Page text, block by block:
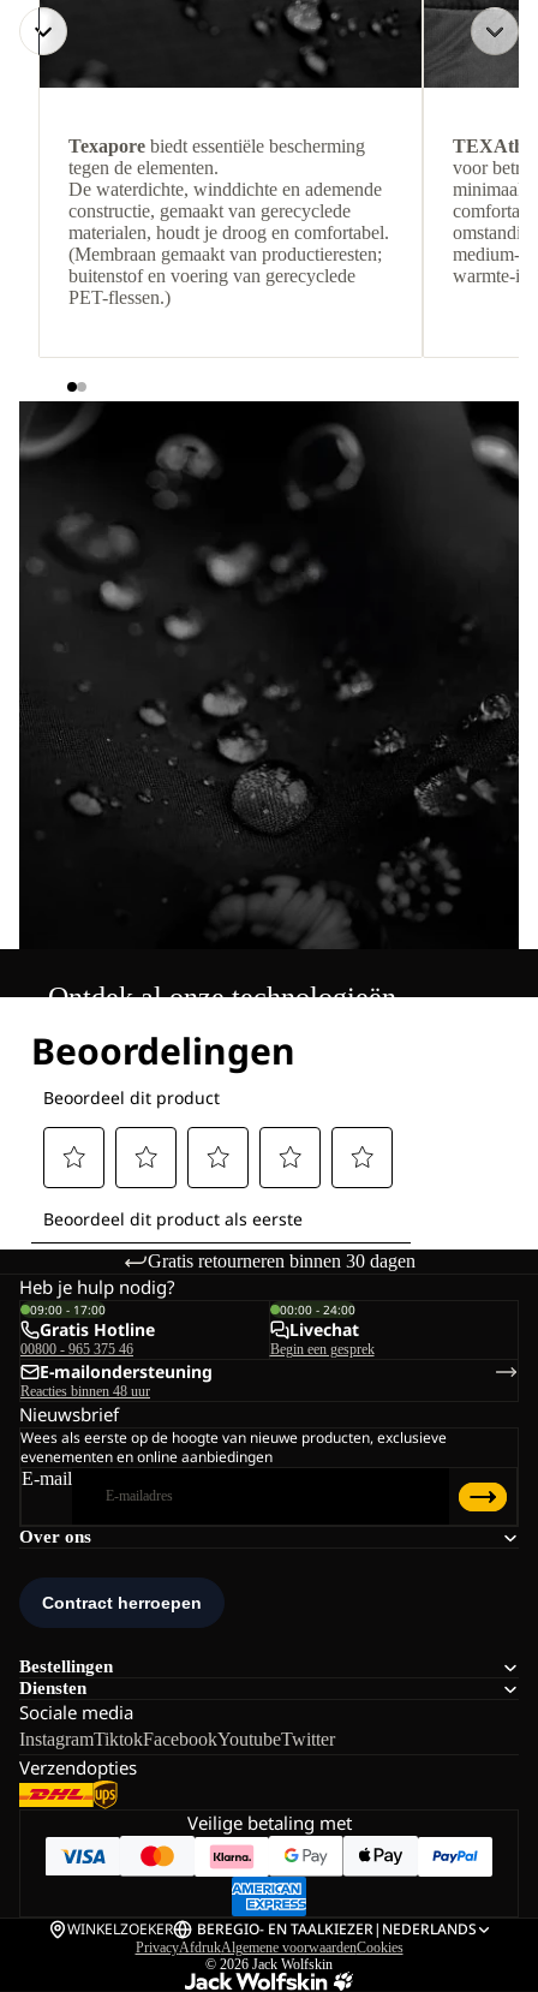
Texapore biedt essentiële bescherming
tegen de elementen.
De waterdichte, winddichte en ademende
constructie, gemaakt van gerecyclede
materialen, houdt je droog en comfortabel.
(Membraan gemaakt van productieresten;
buitenstof en voering van gerecyclede
PET-flessen.)
voor
minimaal
medium-
warmte-
Ontdek al onze technologieën
Gratis retourneren binnen 30 dagen
Over ons
Bestellingen
Diensten
Sociale media
InstagramTiktokFacebookYoutubeTwitter
Verzendopties
Heb je hulp nodig?
09:00 - 17:00
Gratis Hotline
00800 - 965 375 46
00:00 - 24:00
Livechat
Begin een gesprek
E-mailondersteuning
Reacties binnen 48 uur
Nieuwsbrief
Wees als eerste op de hoogte van nieuwe producten, exclusieve
evenementen en online aanbiedingen
E-mail
Veilige betaling met
WINKELZOEKER BEREGIO- EN TAALKIEZER| NEDERLANDS
PrivacyAfdrukAlgemene voorwaardenCookies
© 2026 Jack Wolfskin